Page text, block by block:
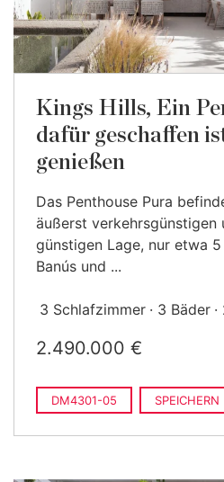
Kings Hills, Ein
dafür geschaffen
genießen
Das Penthouse Pura
äußerst verkehrsgünstigen
günstigen Lage, nur etwa
Banús und ...
3 Schlafzimmer 3 Bäder
2.490.000 €
DM4301-05 SPEICHERN